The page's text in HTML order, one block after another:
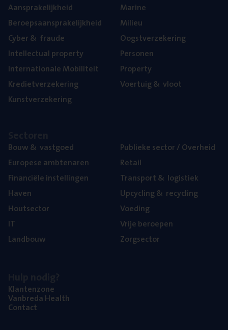
Aan­spra­ke­lijk­heid
Beroeps­aan­spra­ke­lijk­heid
Cyber& fraude
Intel­lec­tu­al property
Inter­na­ti­o­na­le Mobiliteit
Kre­diet­ver­ze­ke­ring
Kunst­ver­ze­ke­ring
Mari­ne
Mili­eu
Oogst­ver­ze­ke­ring
Per­so­nen
Pro­per­ty
Voer­tuig& vloot
Bouw& vastgoed
Euro­pe­se ambtenaren
Finan­ci­ë­le instellingen
Haven
Hout­sec­tor
IT
Land­bouw
Publie­ke sec­tor / Overheid
Retail
Trans­port& logistiek
Upcy­cling& recycling
Voe­ding
Vrije beroe­pen
Zorg­sec­tor
Klan­ten­zo­ne
Van­b­re­da Health
Con­tact